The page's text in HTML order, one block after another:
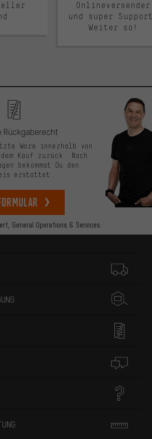
Onlineversender
und super
Weiter so!
General Operations & Services
Rückgaberecht
Ware innerhalb von
Kauf zurück. Nach
bekommst Du den
erstattet.